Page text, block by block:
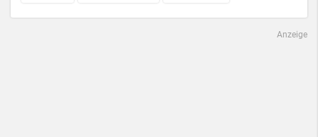
Anzeige